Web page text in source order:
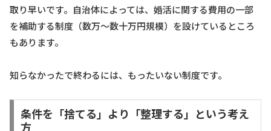
取り早いです。自治体によっては、婚活に関する費用の一部
を補助する制度（数万〜数十万円規模）を設けているところ
もあります。
知らなかったで終わるには、もったいない制度です。
条件を「捨てる」より「整理する」という考え
方